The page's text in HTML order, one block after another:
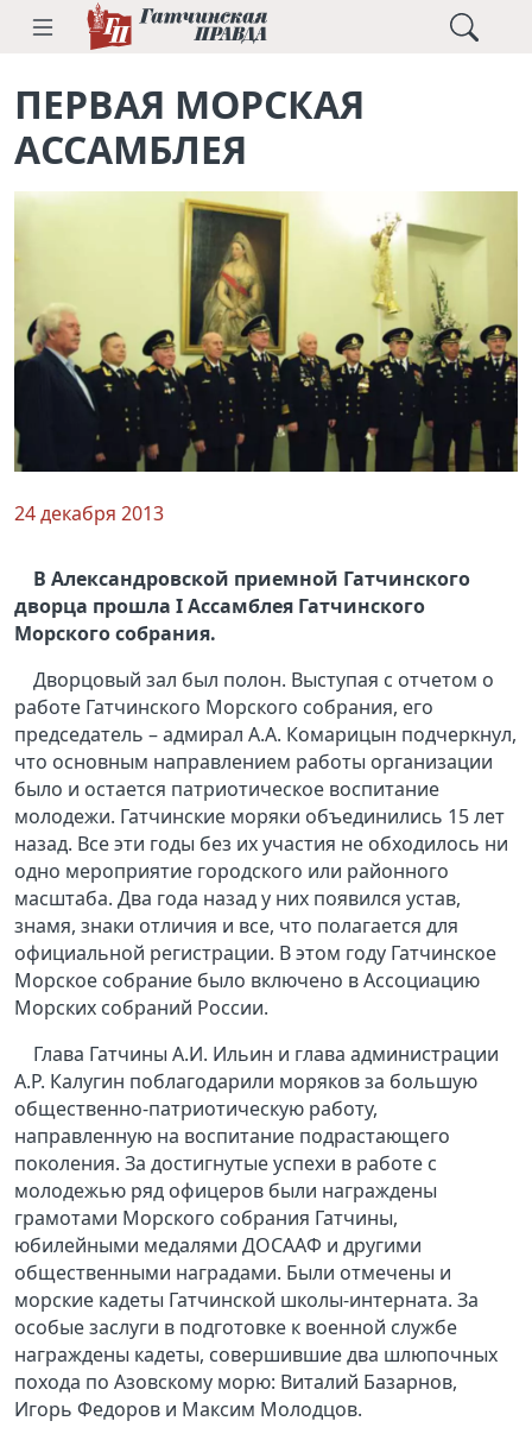
ПЕРВАЯ МОРСКАЯ
АССАМБЛЕЯ
24 декабря 2013
В Александровской приемной Гатчинского
дворца прошла I Ассамблея Гатчинского
Морского собрания.
Дворцовый зал был полон. Выступая с отчетом о
работе Гатчинского Морского собрания, его
председатель – адмирал А.А. Комарицын подчеркнул,
что основным направлением работы организации
было и остается патриотическое воспитание
молодежи. Гатчинские моряки объединились 15 лет
назад. Все эти годы без их участия не обходилось ни
одно мероприятие городского или районного
масштаба. Два года назад у них появился устав,
знамя, знаки отличия и все, что полагается для
официальной регистрации. В этом году Гатчинское
Морское собрание было включено в Ассоциацию
Морских собраний России.
Глава Гатчины А.И. Ильин и глава администрации
А.Р. Калугин поблагодарили моряков за большую
общественно-патриотическую работу,
направленную на воспитание подрастающего
поколения. За достигнутые успехи в работе с
молодежью ряд офицеров были награждены
грамотами Морского собрания Гатчины,
юбилейными медалями ДОСААФ и другими
общественными наградами. Были отмечены и
морские кадеты Гатчинской школы-интерната. За
особые заслуги в подготовке к военной службе
награждены кадеты, совершившие два шлюпочных
похода по Азовскому морю: Виталий Базарнов,
Игорь Федоров и Максим Молодцов.